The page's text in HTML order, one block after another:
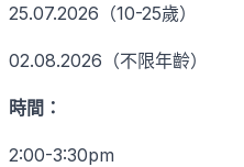
25.07.2026 （10-25歲）
02.08.2026 （不限年齡）
時間：
2:00-3:30pm